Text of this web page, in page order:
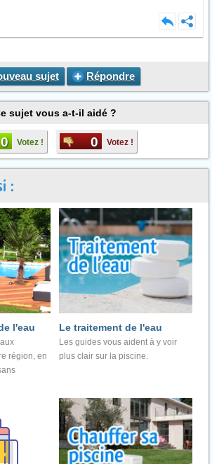
sujet Répondre
sujet vous a-t-il aidé ?
0 Votez ! 0 Votez !
:
l'eau
région, en
Le traitement de l'eau
Les guides vous aident à y voir
plus clair sur la piscine.